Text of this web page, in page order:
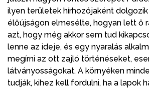
ilyen területek hírhozójaként dolgozik
élőújságon elmesélte, hogyan lett ő
azt, hogy még akkor sem tud
lenne az ideje, és egy nyaralás
megírni az ott zajló történéseket,
látványosságokat. A környéken
tudják, kihez kell fordulni, ha a lapok